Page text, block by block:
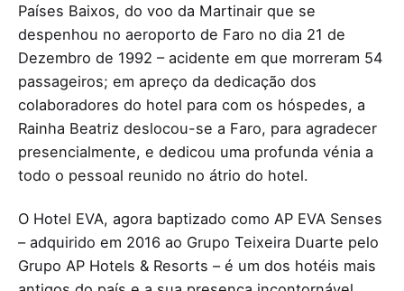
Países Baixos, do voo da Martinair que se
despenhou no aeroporto de Faro no dia 21 de
Dezembro de 1992 – acidente em que morreram 54
passageiros; em apreço da dedicação dos
colaboradores do hotel para com os hóspedes, a
Rainha Beatriz deslocou-se a Faro, para agradecer
presencialmente, e dedicou uma profunda vénia a
todo o pessoal reunido no átrio do hotel.
O Hotel EVA, agora baptizado como AP EVA Senses
– adquirido em 2016 ao Grupo Teixeira Duarte pelo
Grupo AP Hotels & Resorts – é um dos hotéis mais